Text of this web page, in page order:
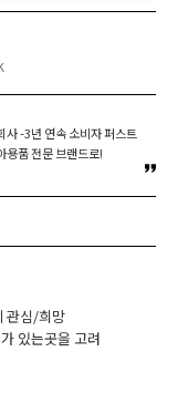
-3년 연속 소비자 퍼스트
용품 전문 브랜드로!
관심/희망
있는곳을 고려